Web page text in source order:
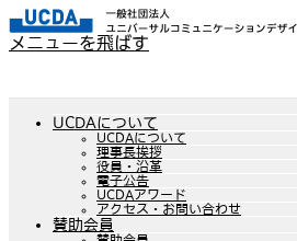
メニューを飛ばす
UCDAについて
UCDAについて
理事長挨拶
役員・沿革
電子公告
UCDAアワード
アクセス・お問い合わせ
賛助会員